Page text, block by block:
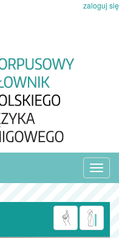
zaloguj się